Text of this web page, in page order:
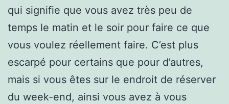
qui signifie que vous avez très peu de
temps le matin et le soir pour faire ce que
vous voulez réellement faire. C’est plus
escarpé pour certains que pour d’autres,
mais si vous êtes sur le endroit de réserver
du week-end, ainsi vous avez à vous